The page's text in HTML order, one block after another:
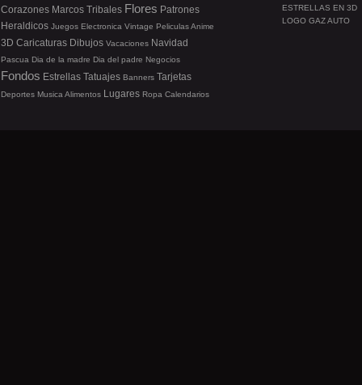
ESTRELLAS EN 3D
LOGO GAZ AUTO
Corazones Marcos Tribales Flores Patrones
Heraldicos Juegos Electronica Vintage PeliculasAnime
3D Caricaturas Dibujos Vacaciones Navidad
Pascua Dia de la madre Dia del padre Negocios
Fondos Estrellas Tatuajes Banners Tarjetas
Deportes Musica Alimentos Lugares Ropa Calendarios